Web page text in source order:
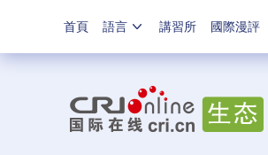
首頁 語言 講習所 國際漫評